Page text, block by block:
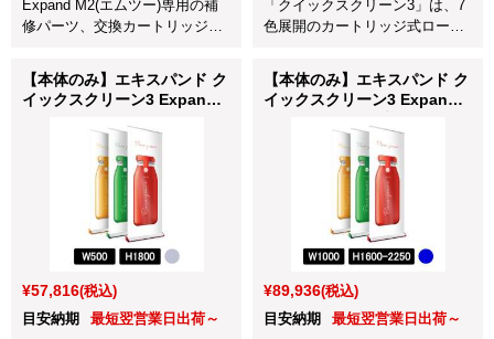
Expand M2(エムツー)専用の補
修パーツ、交換カートリッジ
「クイックスクリーン3」は、7
色展開のカートリッジ式ロール
【本体のみ】エキスパンド ク
イックスクリーン3 Expand
W500×H1800mm (63002S-
¥57,816(税込)
目安納期
最短翌営業日出荷～
【本体のみ】エキスパンド ク
イックスクリーン3 Expand
W1000×H1600-2250mm
(630-100220-BLU)
¥89,936(税込)
目安納期
最短翌営業日出荷～